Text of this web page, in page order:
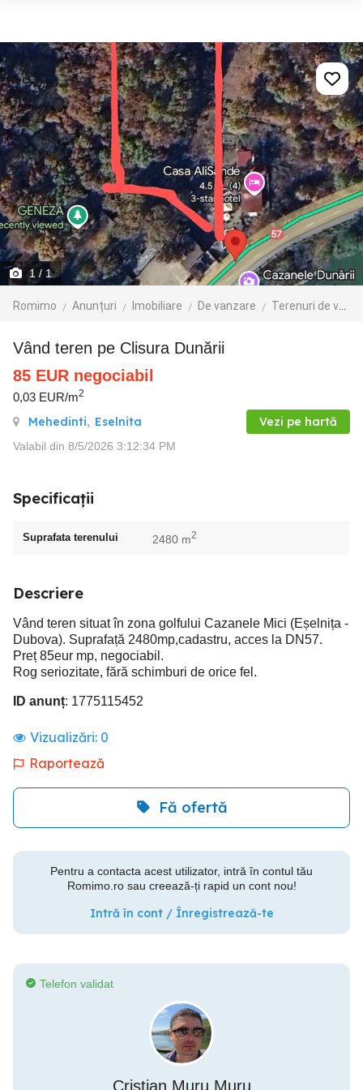
1 / 1
Romimo Anunțuri Imobiliare De vanzare Terenuri de vanzare
Vând teren pe Clisura Dunării
85 EUR negociabil
0,03 EUR/m2
Mehedinti, Eselnita Vezi pe hartă
Valabil din 8/5/2026 3:12:34 PM
Specificații
Suprafata terenului 2480 m2
Descriere
Vând teren situat în zona golfului Cazanele Mici (Eșelnița -
Dubova). Suprafață 2480mp,cadastru, acces la DN57.
Preț 85eur mp, negociabil.
Rog seriozitate, fără schimburi de orice fel.
ID anunț: 1775115452
Vizualizări: 0
Raportează
Fă ofertă
Pentru a contacta acest utilizator, intră în contul tău
Romimo.ro sau creează-ți rapid un cont nou!
Intră în cont / Înregistrează-te
Telefon validat
Cristian Muru Muru